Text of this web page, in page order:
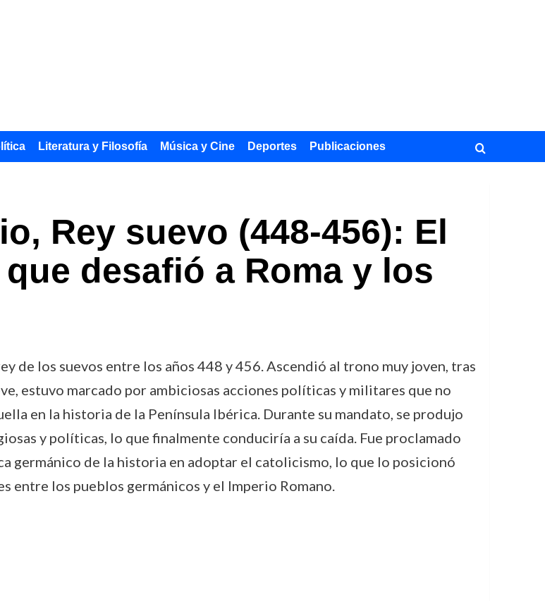
Literatura y Filosofía Música y Cine Deportes Publicaciones
Rey suevo (448-456): El
desafió a Roma y los
de los suevos entre los años 448 y 456. Ascendió al trono muy joven, tras
estuvo marcado por ambiciosas acciones políticas y militares que no
en la historia de la Península Ibérica. Durante su mandato, se produjo
y políticas, lo que finalmente conduciría a su caída. Fue proclamado
germánico de la historia en adoptar el catolicismo, lo que lo posicionó
entre los pueblos germánicos y el Imperio Romano.